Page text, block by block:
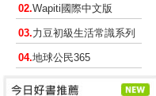
02.Wapiti國際中文版
03.力豆初級生活常識系列
04.地球公民365